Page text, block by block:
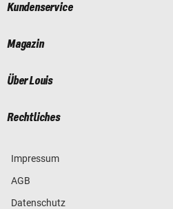
Kundenservice
Magazin
Über Louis
Rechtliches
Impressum
AGB
Datenschutz